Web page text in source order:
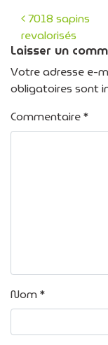
7018 sapins
revalorisés
Laisser un
Votre adresse e-
obligatoires sont
Commentaire*
Nom*